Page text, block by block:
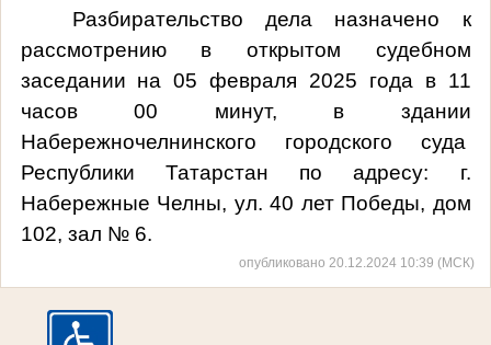
Разбирательство дела назначено к
рассмотрению в открытом судебном
заседании на 05 февраля 2025 года в 11
часов 00 минут, в здании
Набережночелнинского городского суда
Республики Татарстан по адресу: г.
Набережные Челны, ул. 40 лет Победы, дом
102, зал № 6.
опубликовано 20.12.2024 10:39 (МСК)